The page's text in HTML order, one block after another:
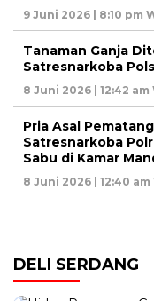
9 Juni 2026 | 8:10 pm
Tanaman Ganja
Satresnarkoba
8 Juni 2026 | 12:42 am
Pria Asal
Satresnarkoba
Sabu di Kamar
8 Juni 2026 | 12:40 am
DELI SERDANG